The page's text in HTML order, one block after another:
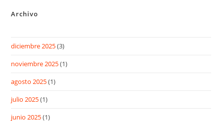
Archivo
diciembre 2025(3)
noviembre 2025(1)
agosto 2025(1)
julio 2025(1)
junio 2025(1)